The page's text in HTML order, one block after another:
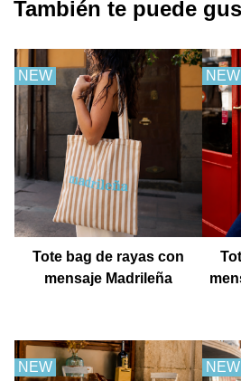
También te puede
NEW
Tote bag de rayas con
mensaje Madrileña
NEW
NEW NEW